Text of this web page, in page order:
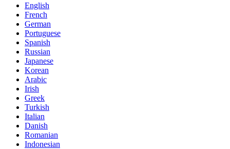
English
French
German
Portuguese
Spanish
Russian
Japanese
Korean
Arabic
Irish
Greek
Turkish
Italian
Danish
Romanian
Indonesian